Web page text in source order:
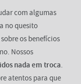
com algumas
no quesito
os benefícios
Nossos
nada em troca.
atentos para que